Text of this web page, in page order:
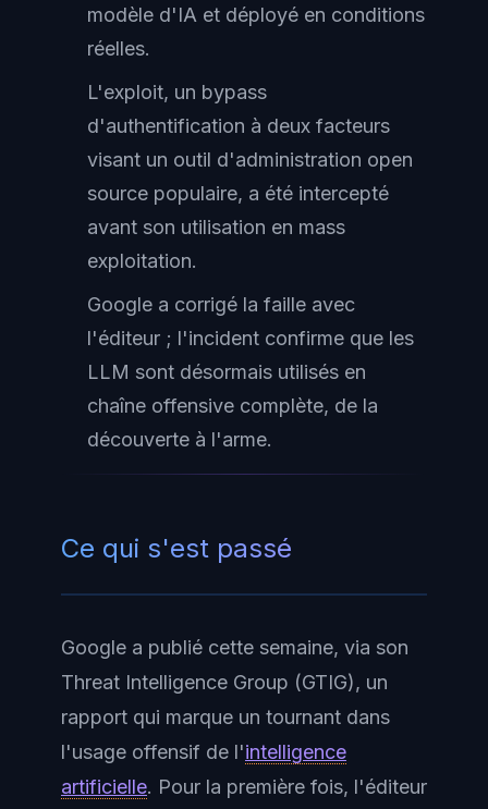
modèle d'IA et déployé en conditions
réelles.
L'exploit, un bypass
d'authentification à deux facteurs
visant un outil d'administration open
source populaire, a été intercepté
avant son utilisation en mass
exploitation.
Google a corrigé la faille avec
l'éditeur ; l'incident confirme que les
LLM sont désormais utilisés en
chaîne offensive complète, de la
découverte à l'arme.
Ce qui s'est passé
Google a publié cette semaine, via son
Threat Intelligence Group (GTIG), un
rapport qui marque un tournant dans
l'usage offensif de l'intelligence
artificielle. Pour la première fois, l'éditeur